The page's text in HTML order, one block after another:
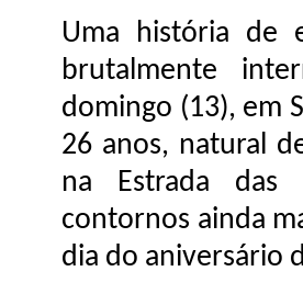
Uma história de
brutalmente
domingo (13), em
26 anos, natural
na Estrada das
contornos ainda
dia do aniversário